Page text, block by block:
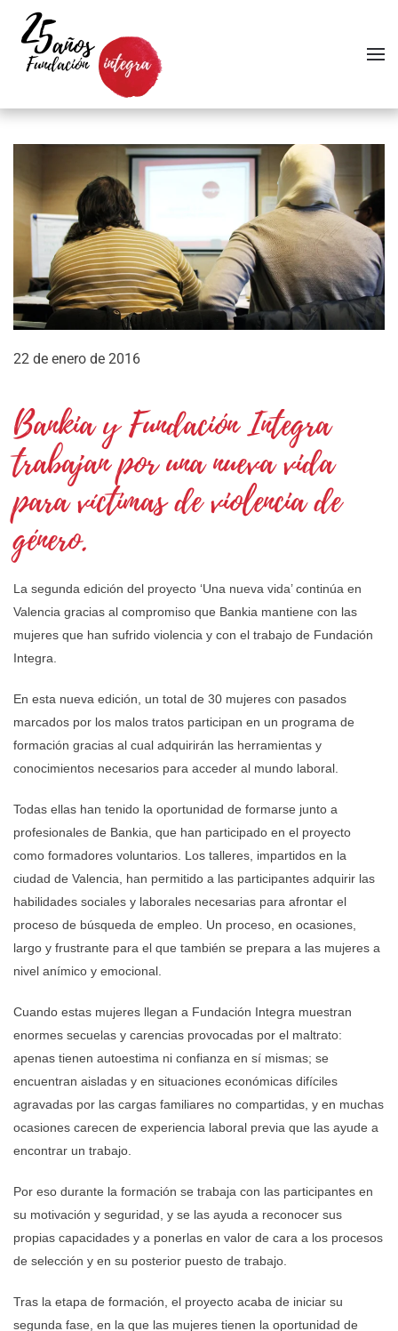
Skip to main content
22 de enero de 2016
Bankia y Fundación Integra
trabajan por una nueva vida
para víctimas de violencia de
género.
La segunda edición del proyecto ‘Una nueva vida’ continúa en
Valencia gracias al compromiso que Bankia mantiene con las
mujeres que han sufrido violencia y con el trabajo de Fundación
Integra.
En esta nueva edición, un total de 30 mujeres con pasados
marcados por los malos tratos participan en un programa de
formación gracias al cual adquirirán las herramientas y
conocimientos necesarios para acceder al mundo laboral.
Todas ellas han tenido la oportunidad de formarse junto a
profesionales de Bankia, que han participado en el proyecto
como formadores voluntarios. Los talleres, impartidos en la
ciudad de Valencia, han permitido a las participantes adquirir las
habilidades sociales y laborales necesarias para afrontar el
proceso de búsqueda de empleo. Un proceso, en ocasiones,
largo y frustrante para el que también se prepara a las mujeres a
nivel anímico y emocional.
Cuando estas mujeres llegan a Fundación Integra muestran
enormes secuelas y carencias provocadas por el maltrato:
apenas tienen autoestima ni confianza en sí mismas; se
encuentran aisladas y en situaciones económicas difíciles
agravadas por las cargas familiares no compartidas, y en muchas
ocasiones carecen de experiencia laboral previa que las ayude a
encontrar un trabajo.
Por eso durante la formación se trabaja con las participantes en
su motivación y seguridad, y se las ayuda a reconocer sus
propias capacidades y a ponerlas en valor de cara a los procesos
de selección y en su posterior puesto de trabajo.
Tras la etapa de formación, el proyecto acaba de iniciar su
segunda fase, en la que las mujeres tienen la oportunidad de